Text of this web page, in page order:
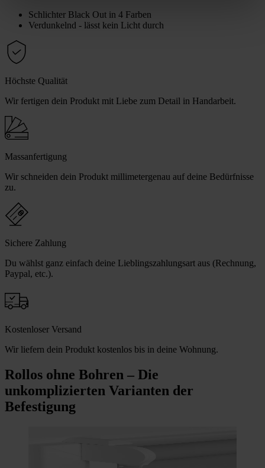
Schlichter Black Out in 4 Farben
Verdunkelnd - lässt kein Licht durch
Höchste Qualität
Wir fertigen dein Produkt mit Liebe zum Detail in Handarbeit.
Massanfertigung
Wir schneiden dein Produkt millimetergenau auf deine Bedürfnisse
zu.
Sichere Zahlung
Du wählst ganz einfach deine Lieblingszahlungsart aus (Rechnung,
Paypal, etc.).
Kostenloser Versand
Wir liefern dein Produkt kostenlos bis in deine Wohnung.
Rollos ohne Bohren – Die
unkomplizierten Varianten der
Befestigung